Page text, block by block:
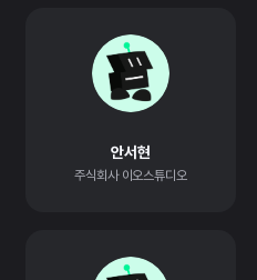
안서현
주식회사 이오스튜디오